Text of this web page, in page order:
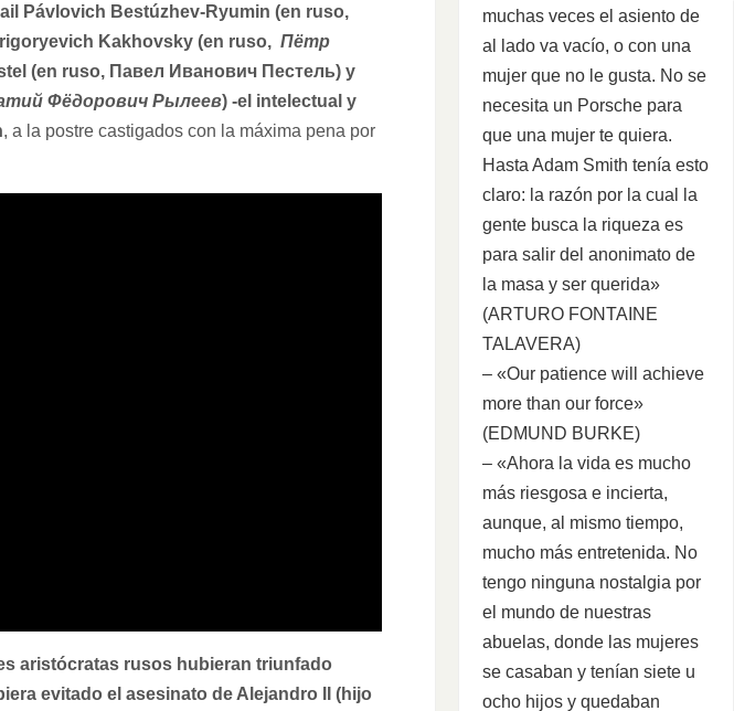
Pávlovich Bestúzhev-Ryumin (en ruso,
Kakhovsky (en ruso, Пётр
(en ruso, Павел Иванович Пестель) y
Фёдорович Рылеев) -el intelectual y
, a la postre castigados con la máxima pena por
aristócratas rusos hubieran triunfado
evitado el asesinato de Alejandro II (hijo
muchas veces el asiento de
al lado va vacío, o con una
mujer que no le gusta. No se
necesita un Porsche para
que una mujer te quiera.
Hasta Adam Smith tenía esto
claro: la razón por la cual la
gente busca la riqueza es
para salir del anonimato de
la masa y ser querida»
(ARTURO FONTAINE
TALAVERA)
– «Our patience will achieve
more than our force»
(EDMUND BURKE)
– «Ahora la vida es mucho
más riesgosa e incierta,
aunque, al mismo tiempo,
mucho más entretenida. No
tengo ninguna nostalgia por
el mundo de nuestras
abuelas, donde las mujeres
se casaban y tenían siete u
ocho hijos y quedaban